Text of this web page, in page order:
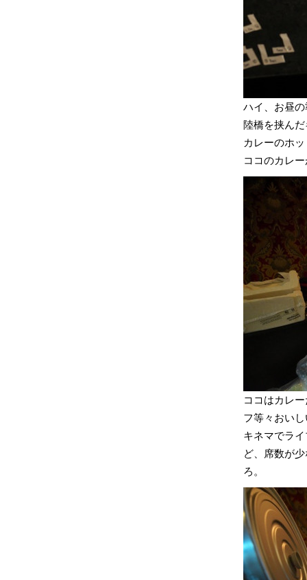
ハイ、お昼
陸橋を挟ん
カレーのホ
ココのカレ
ココはカレ
フ等々おい
キネマでラ
ど、席数が
ろ。